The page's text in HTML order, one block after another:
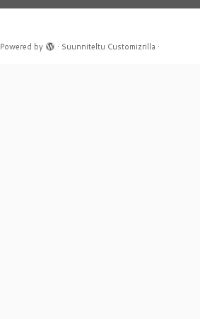
Powered by · Suunniteltu Customizrilla ·